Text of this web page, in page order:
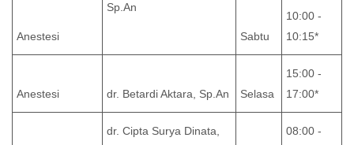
Sp.An
Anestesi Sabtu
10:00 -
10:15*
Anestesi dr. Betardi Aktara, Sp.An Selasa
15:00 -
17:00*
dr. Cipta Surya Dinata,
08:00 -